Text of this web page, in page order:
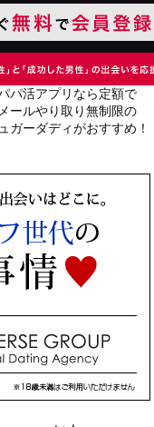
パ活アプリなら定額で
メールやり取り無制限の
ガーダディがおすすめ！